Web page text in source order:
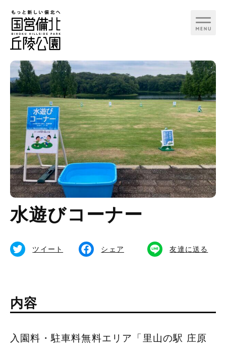
行く日で検索
カテゴリ
お知らせ
見る
遊ぶ
食べる
体験する
季節イベント
備北花ピクニック
備北夏まつり
ク
総合TOPページ
水遊びコーナー
ツイート シェア 友達に送る
内容
入園料・駐車料無料エリア「里山の駅 庄原